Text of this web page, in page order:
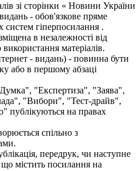
зі сторінки « Новини України
- обов'язкове пряме
систем гіперпосилання .
в незалежності від
матеріалів.
- видань) - повинна бути
або в першому абзаці
"Експертиза", "Заява",
"Вибори", "Тест-драйв",
публікуються на правах
спільно з
передрук, чи наступне
містить посилання на